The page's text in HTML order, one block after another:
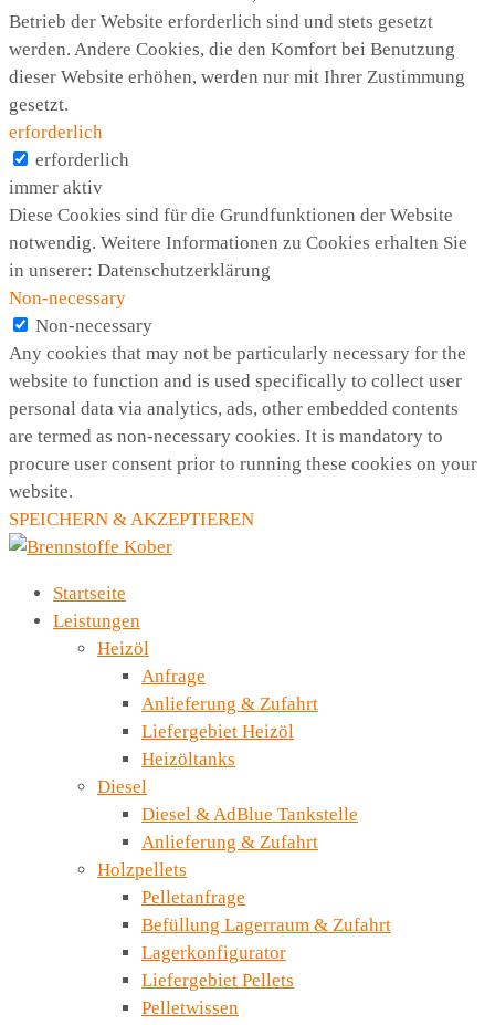
Betrieb der Website erforderlich sind und stets gesetzt
werden. Andere Cookies, die den Komfort bei Benutzung
dieser Website erhöhen, werden nur mit Ihrer Zustimmung
gesetzt.
erforderlich
erforderlich
immer aktiv
Diese Cookies sind für die Grundfunktionen der Website
notwendig. Weitere Informationen zu Cookies erhalten Sie
in unserer: Datenschutzerklärung
Non-necessary
Non-necessary
Any cookies that may not be particularly necessary for the
website to function and is used specifically to collect user
personal data via analytics, ads, other embedded contents
are termed as non-necessary cookies. It is mandatory to
procure user consent prior to running these cookies on your
website.
SPEICHERN & AKZEPTIEREN
Startseite
Leistungen
Heizöl
Anfrage
Anlieferung & Zufahrt
Liefergebiet Heizöl
Heizöltanks
Diesel
Diesel & AdBlue Tankstelle
Anlieferung & Zufahrt
Holzpellets
Pelletanfrage
Befüllung Lagerraum & Zufahrt
Lagerkonfigurator
Liefergebiet Pellets
Pelletwissen